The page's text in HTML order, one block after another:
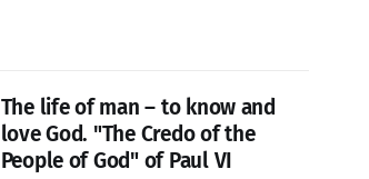
The life of man – to know and
love God. "The Credo of the
People of God" of Paul VI